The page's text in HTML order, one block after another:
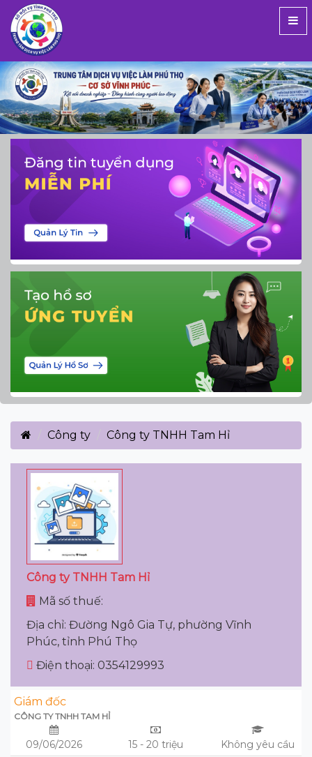
Công ty Công ty TNHH Tam Hỉ
Công ty TNHH Tam Hỉ
Mã số thuế:
Địa chỉ: Đường Ngô Gia Tự, phường Vĩnh
Phúc, tỉnh Phú Thọ
Điện thoại: 0354129993
Giám đốc
CÔNG TY TNHH TAM HỈ
09/06/2026 15 - 20 triệu Không yêu cầu